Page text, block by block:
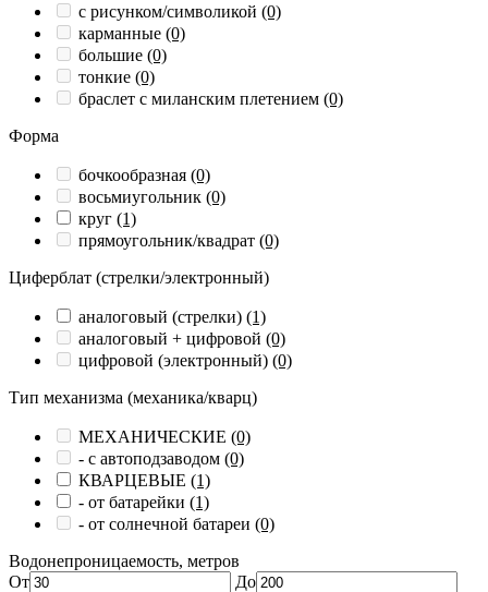
с рисунком/символикой (0)
карманные (0)
большие (0)
тонкие (0)
браслет с миланским плетением (0)
Форма
бочкообразная (0)
восьмиугольник (0)
круг (1)
прямоугольник/квадрат (0)
Циферблат (стрелки/электронный)
аналоговый (стрелки) (1)
аналоговый + цифровой (0)
цифровой (электронный) (0)
Тип механизма (механика/кварц)
МЕХАНИЧЕСКИЕ (0)
- с автоподзаводом (0)
КВАРЦЕВЫЕ (1)
- от батарейки (1)
- от солнечной батареи (0)
Водонепроницаемость, метров
От
До